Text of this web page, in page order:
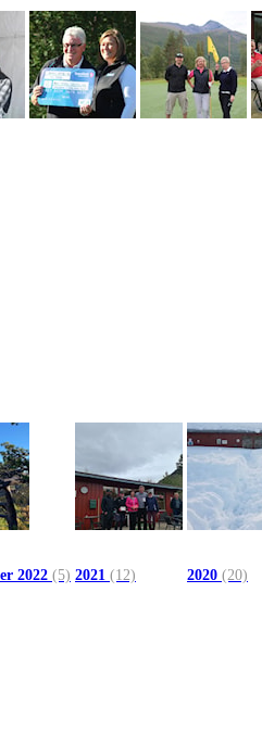
2022 (5) 2021 (12) 2020 (20)